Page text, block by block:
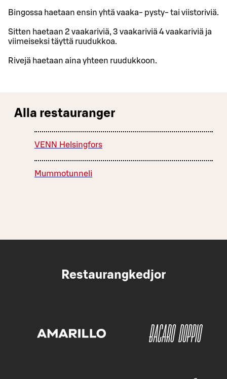
Bingossa haetaan ensin yhtä vaaka- pysty- tai viistoriviä.
Sitten haetaan 2 vaakariviä, 3 vaakariviä 4 vaakariviä ja
viimeiseksi täyttä ruudukkoa.
Rivejä haetaan aina yhteen ruudukkoon.
Alla restauranger
VENN Helsingfors
Mummotunneli
Restaurangkedjor